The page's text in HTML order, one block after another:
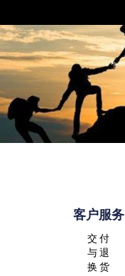
客户服务
交 付
与 退
换 货